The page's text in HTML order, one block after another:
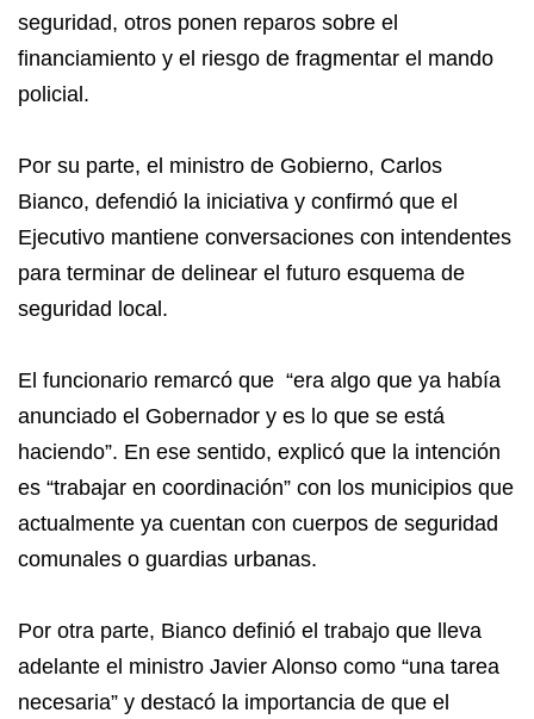
seguridad, otros ponen reparos sobre el
financiamiento y el riesgo de fragmentar el mando
policial.
Por su parte, el ministro de Gobierno, Carlos
Bianco, defendió la iniciativa y confirmó que el
Ejecutivo mantiene conversaciones con intendentes
para terminar de delinear el futuro esquema de
seguridad local.
El funcionario remarcó que “era algo que ya había
anunciado el Gobernador y es lo que se está
haciendo”. En ese sentido, explicó que la intención
es “trabajar en coordinación” con los municipios que
actualmente ya cuentan con cuerpos de seguridad
comunales o guardias urbanas.
Por otra parte, Bianco definió el trabajo que lleva
adelante el ministro Javier Alonso como “una tarea
necesaria” y destacó la importancia de que el